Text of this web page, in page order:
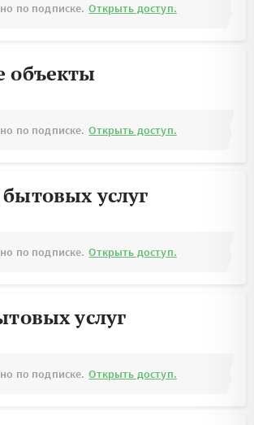
по подписке. Открыть доступ.
объекты
по подписке. Открыть доступ.
услуг
по подписке. Открыть доступ.
услуг
по подписке. Открыть доступ.